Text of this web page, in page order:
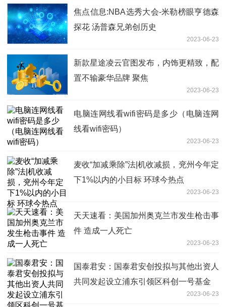
焦点信息:NBA选秀大会-米勒榜眼亨德森
探花 汤普森兄弟创历史
2023-06-23
新款星途凌云官图发布，内饰更精致，配
置不输豪华品牌 聚焦
2023-06-23
电脑连网线看wifi密码是多少（电脑连网
线看wifi密码）
2023-06-23
麦收“加减乘除”法|机收减损，兖州今年定
下1%以内的小目标 环球今热点
2023-06-23
天天速看：美国加州奥克兰市发生枪击事
件 造成一人死亡
2023-06-23
国泰君安：国泰君安创投拟与其他出资人
共同发起设立浦东引领区科创一号基金
2023-06-23